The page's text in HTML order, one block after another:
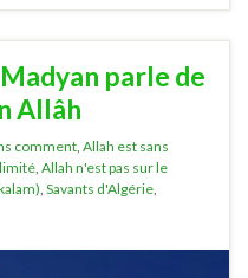
parle de
Allâh
comment Allah est sans
Allah n'est pas sur le
Savants d'Algérie